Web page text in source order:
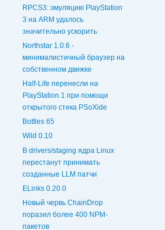
RPCS3: эмуляцию PlayStation
3 на ARM удалось
значительно ускорить
Northstar 1.0.6 -
минималистичный браузер на
собственном движке
Half-Life перенесли на
PlayStation 1 при помощи
открытого стека PSoXide
Bottles 65
Wild 0.10
В drivers/staging ядра Linux
перестанут принимать
созданные LLM патчи
ELinks 0.20.0
Новый червь ChainDrop
поразил более 400 NPM-
пакетов